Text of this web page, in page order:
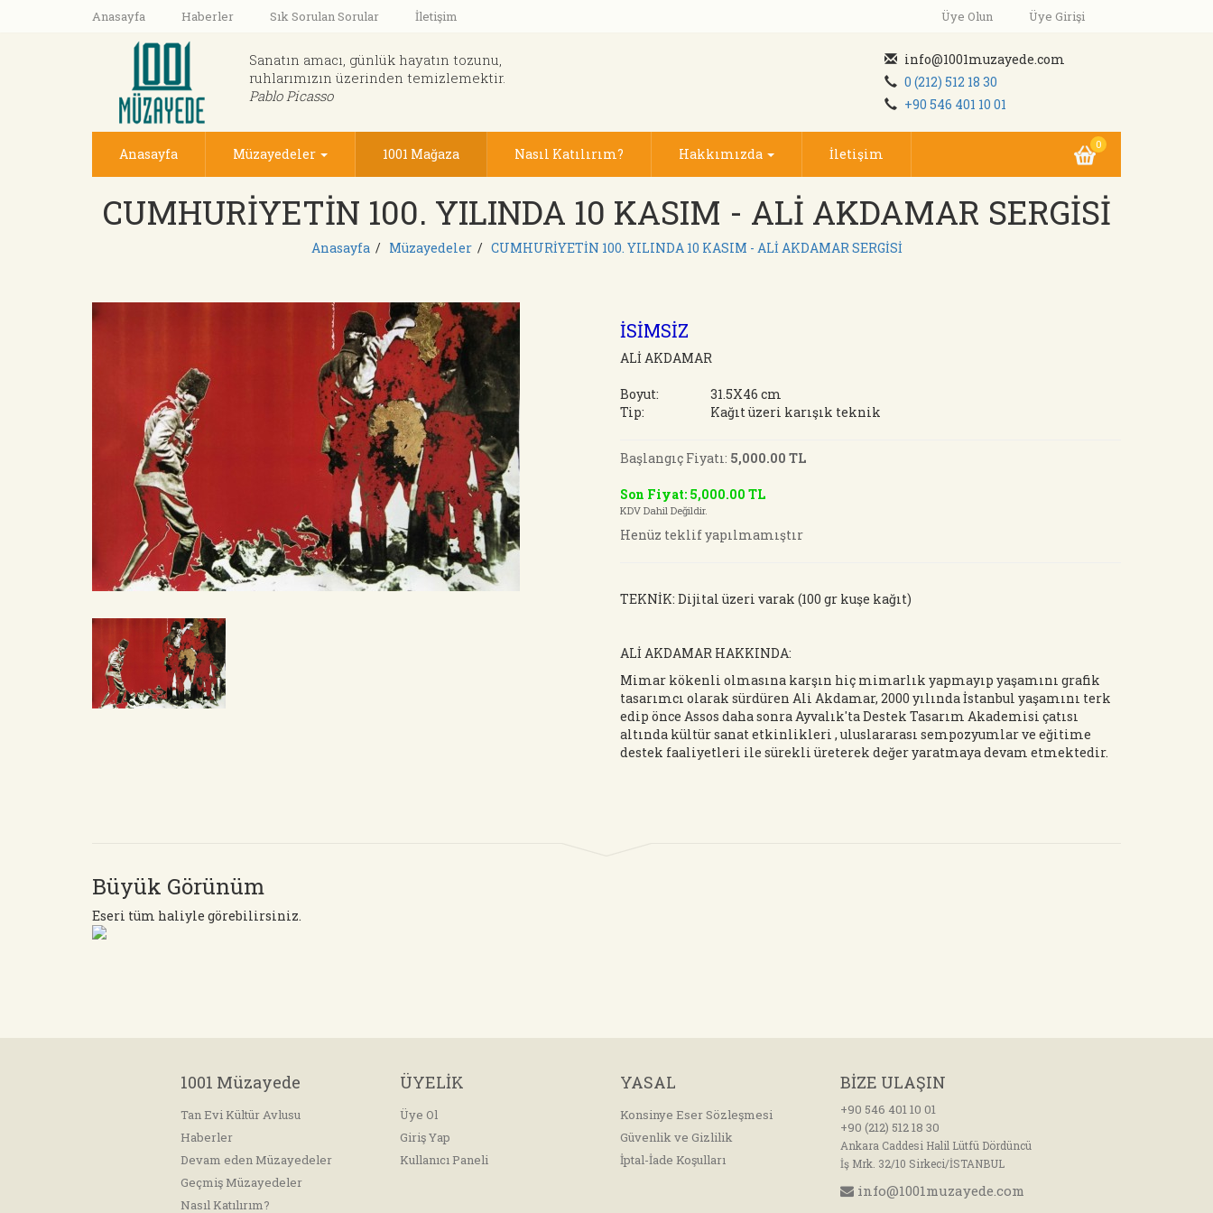
Anasayfa Haberler Sık Sorulan Sorular İletişim Üye Girişi
Üye Olun
Sanatın amacı, günlük hayatın tozunu,
ruhlarımızın üzerinden temizlemektir.
Pablo Picasso
info@1001muzayede.com
0 (212) 512 18 30
+90 546 401 10 01
Anasayfa Müzayedeler 1001 Mağaza Nasıl Katılırım? Hakkımızda İletişim
0
CUMHURİYETİN 100. YILINDA 10 KASIM - ALİ AKDAMAR SERGİSİ
Anasayfa/ Müzayedeler/ CUMHURİYETİN 100. YILINDA 10 KASIM - ALİ AKDAMAR SERGİSİ
İSİMSİZ
ALİ AKDAMAR
Boyut:
31.5X46 cm
Tip:
Kağıt üzeri karışık teknik
Başlangıç Fiyatı: 5,000.00 TL
Son Fiyat: 5,000.00 TL
KDV Dahil Değildir.
Henüz teklif yapılmamıştır
TEKNİK: Dijital üzeri varak (100 gr kuşe kağıt)
ALİ AKDAMAR HAKKINDA:
Mimar kökenli olmasına karşın hiç mimarlık yapmayıp yaşamını grafik
tasarımcı olarak sürdüren Ali Akdamar, 2000 yılında İstanbul yaşamını terk
edip önce Assos daha sonra Ayvalık'ta Destek Tasarım Akademisi çatısı
altında kültür sanat etkinlikleri , uluslararası sempozyumlar ve eğitime
destek faaliyetleri ile sürekli üreterek değer yaratmaya devam etmektedir.
Büyük Görünüm
Eseri tüm haliyle görebilirsiniz.
1001 Müzayede
Tan Evi Kültür Avlusu
Haberler
Devam eden Müzayedeler
Geçmiş Müzayedeler
Nasıl Katılırım?
ÜYELİK
Üye Ol
Giriş Yap
Kullanıcı Paneli
YASAL
Konsinye Eser Sözleşmesi
Güvenlik ve Gizlilik
İptal-İade Koşulları
BİZE ULAŞIN
+90 546 401 10 01
+90 (212) 512 18 30
Ankara Caddesi Halil Lütfü Dördüncü
İş Mrk. 32/10 Sirkeci/İSTANBUL
info@1001muzayede.com